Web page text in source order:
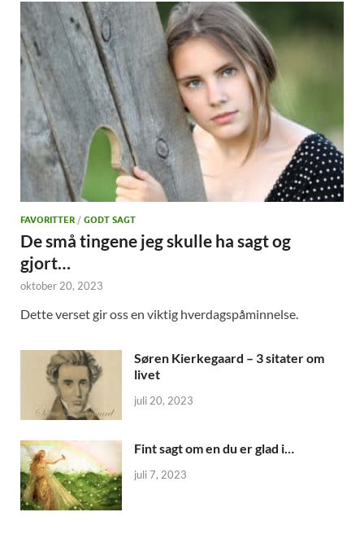
FAVORITTER / GODT SAGT
De små tingene jeg skulle ha sagt og
gjort…
oktober 20, 2023
Dette verset gir oss en viktig hverdagspåminnelse.
Søren Kierkegaard – 3 sitater om
livet
juli 20, 2023
Fint sagt om en du er glad i…
juli 7, 2023